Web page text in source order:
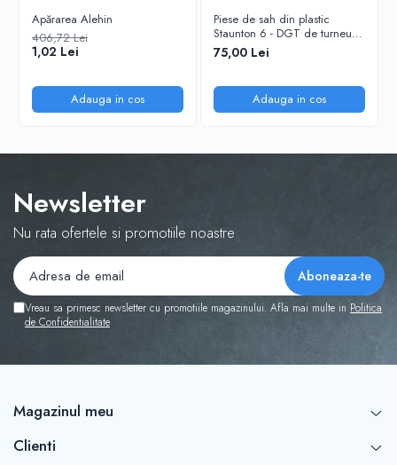
Apărarea Alehin
406,72 Lei
1,02 Lei
Adauga in cos
Piese de sah din plastic
Staunton 6 - DGT de turneu,
in punga
75,00 Lei
Adauga in cos
Newsletter
Nu rata ofertele si promotiile noastre
Vreau sa primesc newsletter cu promotiile magazinului. Afla mai multe in Politica
de Confidentialitate
Magazinul meu
Clienti